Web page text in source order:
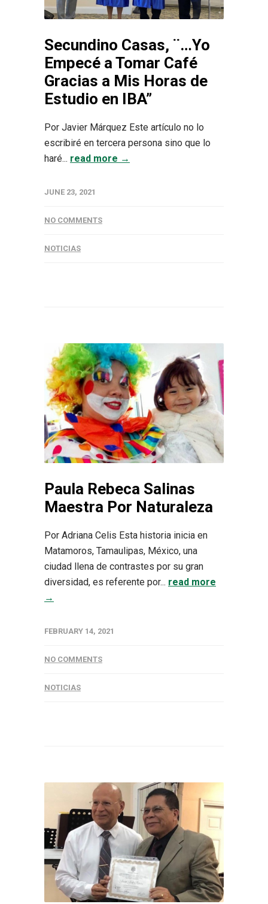
Secundino Casas, ¨…Yo
Empecé a Tomar Café
Gracias a Mis Horas de
Estudio en IBA”
Por Javier Márquez Este artículo no lo
escribiré en tercera persona sino que lo
haré... read more →
JUNE 23, 2021
NO COMMENTS
NOTICIAS
Paula Rebeca Salinas
Maestra Por Naturaleza
Por Adriana Celis Esta historia inicia en
Matamoros, Tamaulipas, México, una
ciudad llena de contrastes por su gran
diversidad, es referente por... read more
→
FEBRUARY 14, 2021
NO COMMENTS
NOTICIAS